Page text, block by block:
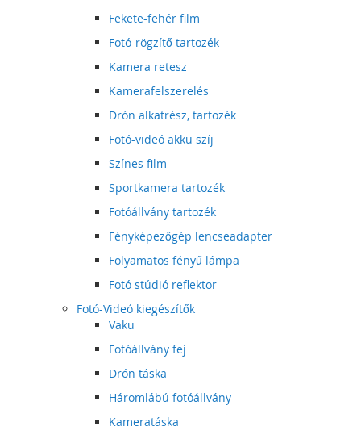
Fekete-fehér film
Fotó-rögzítő tartozék
Kamera retesz
Kamerafelszerelés
Drón alkatrész, tartozék
Fotó-videó akku szíj
Színes film
Sportkamera tartozék
Fotóállvány tartozék
Fényképezőgép lencseadapter
Folyamatos fényű lámpa
Fotó stúdió reflektor
Fotó-Videó kiegészítők
Vaku
Fotóállvány fej
Drón táska
Háromlábú fotóállvány
Kameratáska